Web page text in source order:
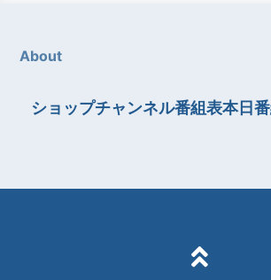
About
ショップチャンネル番組表本日